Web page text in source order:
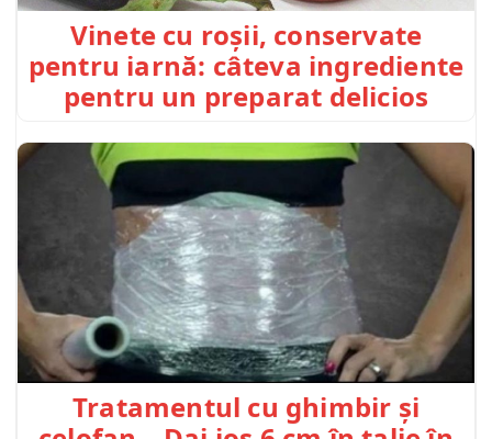
Vinete cu roșii, conservate
pentru iarnă: câteva ingrediente
pentru un preparat delicios
Tratamentul cu ghimbir și